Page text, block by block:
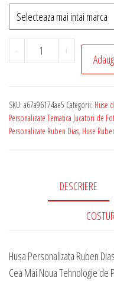
-
Cantitate
Husa
Personalizata
cu
+
SKU: a67a96174ae5 Categorii: Huse
Personalizate Tematica Jucatori de
Personalizate Ruben Dias, Huse
DESCRIERE
Husa Personalizata Ruben
Cea Mai Noua Tehnologie de